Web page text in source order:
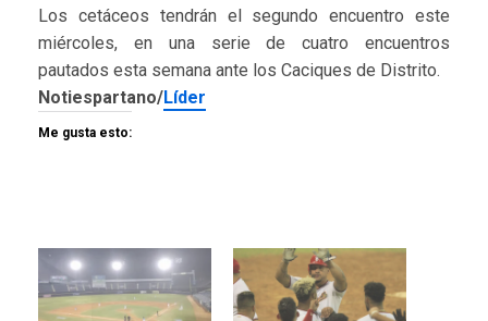
Los cetáceos tendrán el segundo encuentro este
miércoles, en una serie de cuatro encuentros
pautados esta semana ante los Caciques de Distrito.
Notiespartano/Líder
Me gusta esto: